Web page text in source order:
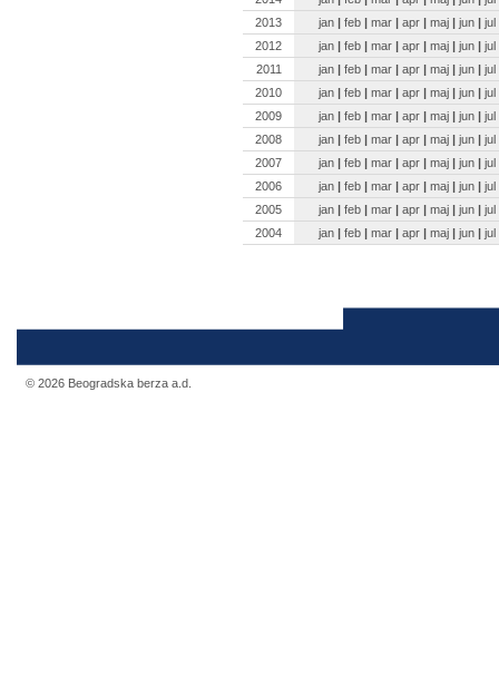
2013
jan | feb | mar | apr | maj | jun | jul
2012
jan | feb | mar | apr | maj | jun | jul
2011
jan | feb | mar | apr | maj | jun | jul
2010
jan | feb | mar | apr | maj | jun | jul
2009
jan | feb | mar | apr | maj | jun | jul
2008
jan | feb | mar | apr | maj | jun | jul
2007
jan | feb | mar | apr | maj | jun | jul
2006
jan | feb | mar | apr | maj | jun | jul
2005
jan | feb | mar | apr | maj | jun | jul
2004
jan | feb | mar | apr | maj | jun | jul
© 2026 Beogradska berza a.d.